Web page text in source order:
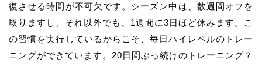
復させる時間が不可欠です。シーズン中は、数週間オフを
取りますし、それ以外でも、1週間に3日ほど休みます。こ
の習慣を実行しているからこそ、毎日ハイレベルのトレー
ニングができています。20日間ぶっ続けのトレーニング？